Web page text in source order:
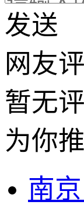
发送
网友
暂无
为你
南